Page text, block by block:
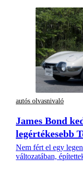
autós olvasnivaló
James Bond
legértékesebb
Nem fért el egy
változatában,